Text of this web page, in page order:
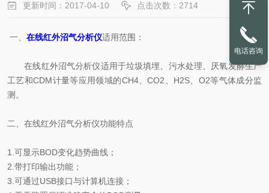
更新时间：2017-04-10 点击次数：2714
一、 在线红外沼气分析仪适用范围：
在线红外沼气分析仪适用于垃圾填埋、污水处理、厌氧发酵生产
工艺和CDM计量等应用领域的CH4、CO2、H2S、O2等气体成分监
测。
二、在线红外沼气分析仪功能特点
1.可显示BOD变化趋势曲线；
2.带打印输出功能；
3.可通过USB接口与计算机连接；
电话咨询